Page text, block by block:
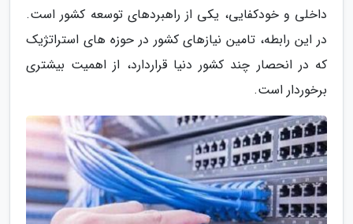
داخلی و خودکفایی، یکی از راهبردهای توسعه کشور است.
در این رابطه، تامین نیازهای کشور در حوزه های استراتژیک
که در انحصار چند کشور دنیا قراردارد، از اهمیت بیشتری
برخوردار است.